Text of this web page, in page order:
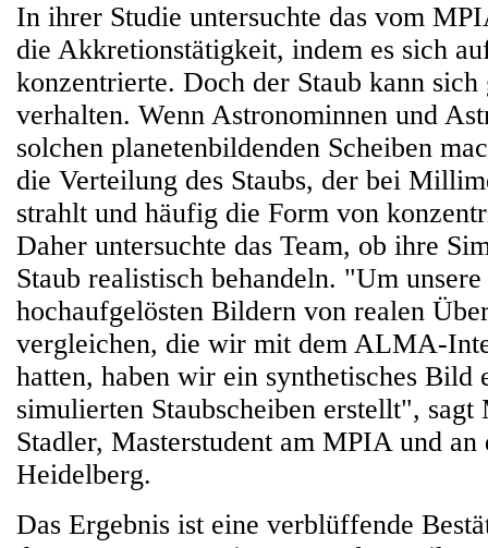
In ihrer Studie untersuchte das vom
die Akkretionstätigkeit, indem es sich
konzentrierte. Doch der Staub kann sich
verhalten. Wenn Astronominnen und
solchen planetenbildenden Scheiben
die Verteilung des Staubs, der bei
strahlt und häufig die Form von
Daher untersuchte das Team, ob ihre
Staub realistisch behandeln. "Um
hochaufgelösten Bildern von realen
vergleichen, die wir mit dem ALMA-
hatten, haben wir ein synthetisches Bild
simulierten Staubscheiben erstellt", sagt
Stadler, Masterstudent am MPIA und
Heidelberg.
Das Ergebnis ist eine verblüffende